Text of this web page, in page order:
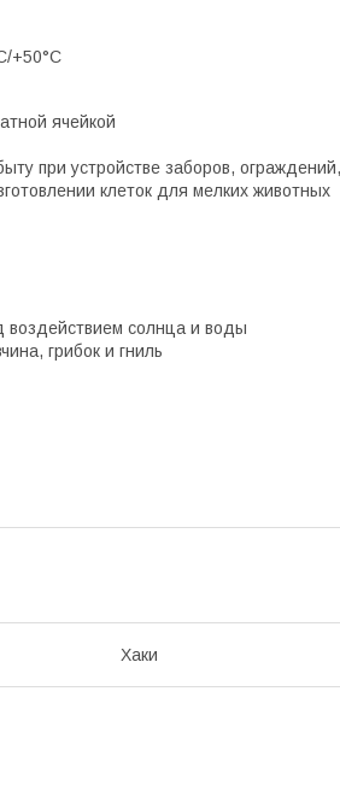
+50°С
ячейкой
при устройстве заборов,
клеток для мелких животных
воздействием солнца и воды
грибок и гниль
Хаки